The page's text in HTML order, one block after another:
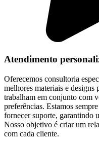
Atendimento
Oferecemos consultoria
melhores materiais e designs
trabalham em conjunto com
preferências. Estamos
fornecer suporte, garantindo
Nosso objetivo é criar um
com cada cliente.